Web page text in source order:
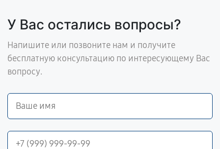
У Вас остались вопросы?
Напишите или позвоните нам и получите
бесплатную консультацию по интересующему Вас
вопросу.